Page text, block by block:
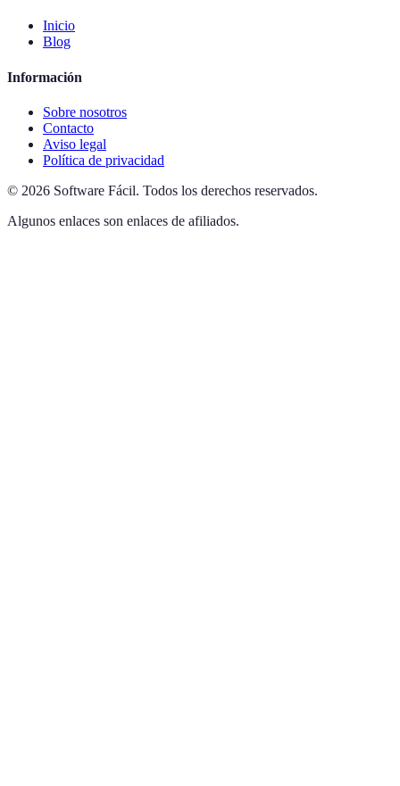
Inicio
Blog
Información
Sobre nosotros
Contacto
Aviso legal
Política de privacidad
© 2026 Software Fácil. Todos los derechos reservados.
Algunos enlaces son enlaces de afiliados.